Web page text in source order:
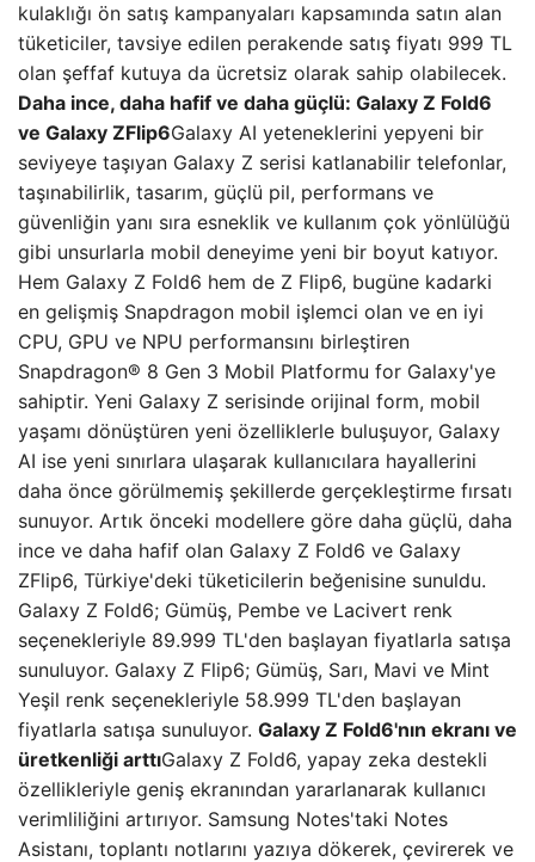
kulaklığı ön satış kampanyaları kapsamında satın alan
tüketiciler, tavsiye edilen perakende satış fiyatı 999 TL
olan şeffaf kutuya da ücretsiz olarak sahip olabilecek.
Daha ince, daha hafif ve daha güçlü: Galaxy Z Fold6
ve Galaxy ZFlip6Galaxy AI yeteneklerini yepyeni bir
seviyeye taşıyan Galaxy Z serisi katlanabilir telefonlar,
taşınabilirlik, tasarım, güçlü pil, performans ve
güvenliğin yanı sıra esneklik ve kullanım çok yönlülüğü
gibi unsurlarla mobil deneyime yeni bir boyut katıyor.
Hem Galaxy Z Fold6 hem de Z Flip6, bugüne kadarki
en gelişmiş Snapdragon mobil işlemci olan ve en iyi
CPU, GPU ve NPU performansını birleştiren
Snapdragon® 8 Gen 3 Mobil Platformu for Galaxy'ye
sahiptir. Yeni Galaxy Z serisinde orijinal form, mobil
yaşamı dönüştüren yeni özelliklerle buluşuyor, Galaxy
AI ise yeni sınırlara ulaşarak kullanıcılara hayallerini
daha önce görülmemiş şekillerde gerçekleştirme fırsatı
sunuyor. Artık önceki modellere göre daha güçlü, daha
ince ve daha hafif olan Galaxy Z Fold6 ve Galaxy
ZFlip6, Türkiye'deki tüketicilerin beğenisine sunuldu.
Galaxy Z Fold6; Gümüş, Pembe ve Lacivert renk
seçenekleriyle 89.999 TL'den başlayan fiyatlarla satışa
sunuluyor. Galaxy Z Flip6; Gümüş, Sarı, Mavi ve Mint
Yeşil renk seçenekleriyle 58.999 TL'den başlayan
fiyatlarla satışa sunuluyor. Galaxy Z Fold6'nın ekranı ve
üretkenliği arttıGalaxy Z Fold6, yapay zeka destekli
özellikleriyle geniş ekranından yararlanarak kullanıcı
verimliliğini artırıyor. Samsung Notes'taki Notes
Asistanı, toplantı notlarını yazıya dökerek, çevirerek ve